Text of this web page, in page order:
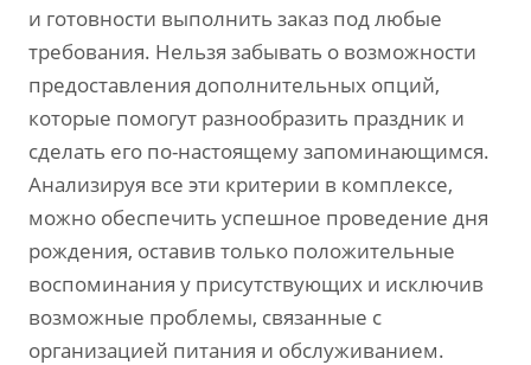
и готовности выполнить заказ под любые
требования. Нельзя забывать о возможности
предоставления дополнительных опций,
которые помогут разнообразить праздник и
сделать его по-настоящему запоминающимся.
Анализируя все эти критерии в комплексе,
можно обеспечить успешное проведение дня
рождения, оставив только положительные
воспоминания у присутствующих и исключив
возможные проблемы, связанные с
организацией питания и обслуживанием.